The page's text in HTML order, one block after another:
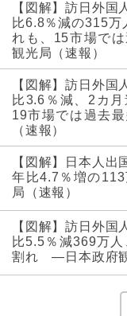
【図解】訪日外
比6.8％減の315万
れも、15市場で
観光局（速報）
【図解】訪日外
比3.6％減、2カ
19市場では過去
（速報）
【図解】日本人
年比4.7％増の
局（速報）
【図解】訪日外
比5.5％減369万
割れ ―日本政府観